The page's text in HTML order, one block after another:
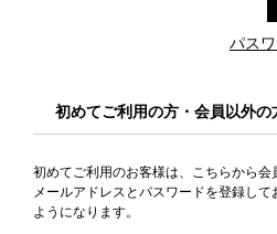
パス
初めてご利用の方・会員以外の
初めてご利用のお客様は、こちらから会
メールアドレスとパスワードを登録し
ようになります。